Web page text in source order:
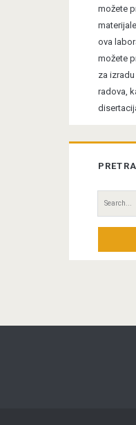
možete
ova
možete
za
radova,
Search
for: